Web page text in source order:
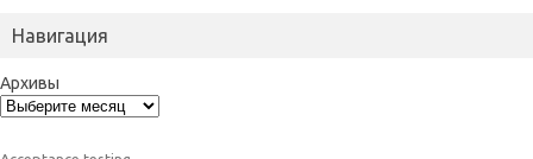
Навигация
Архивы